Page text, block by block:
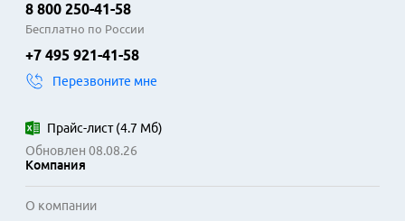
Это решение подходит для регулярной печати документов
в офисных условиях, учебных заведениях и дома.
Фотобарабаны обладают повышенным ресурсом и
минимизирует риск появления дефектов на страницах.
Использование оригинальных комплектующих в
конструкции гарантирует корректную работу с системой
очистки аппарата и точный учет уровня тонера. Широкий
большинства распространенных серий печатающих
8 800 250-41-58
Бесплатно по России
+7 495 921-41-58
Перезвоните мне
Прайс-лист(4.7 Мб)
Обновлен 08.08.26
Компания
О компании